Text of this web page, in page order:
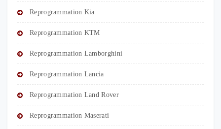
Reprogrammation Kia
Reprogrammation KTM
Reprogrammation Lamborghini
Reprogrammation Lancia
Reprogrammation Land Rover
Reprogrammation Maserati